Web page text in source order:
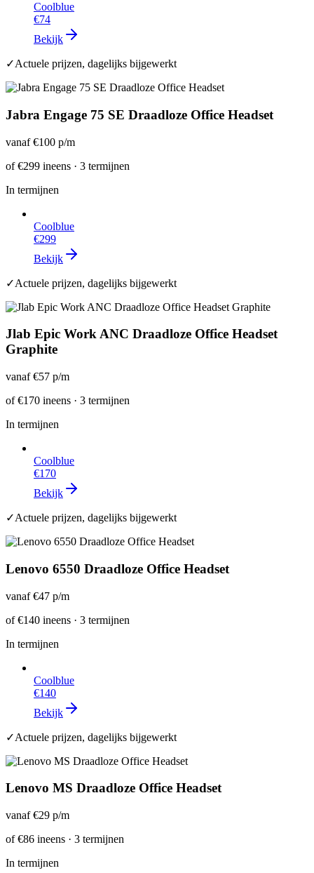
Coolblue
€74
Bekijk
✓Actuele prijzen, dagelijks bijgewerkt
Jabra Engage 75 SE Draadloze Office Headset
vanaf€100 p/m
of€299 ineens · 3 termijnen
In termijnen
Coolblue
€299
Bekijk
✓Actuele prijzen, dagelijks bijgewerkt
Jlab Epic Work ANC Draadloze Office Headset
Graphite
vanaf€57 p/m
of€170 ineens · 3 termijnen
In termijnen
Coolblue
€170
Bekijk
✓Actuele prijzen, dagelijks bijgewerkt
Lenovo 6550 Draadloze Office Headset
vanaf€47 p/m
of€140 ineens · 3 termijnen
In termijnen
Coolblue
€140
Bekijk
✓Actuele prijzen, dagelijks bijgewerkt
Lenovo MS Draadloze Office Headset
vanaf€29 p/m
of€86 ineens · 3 termijnen
In termijnen